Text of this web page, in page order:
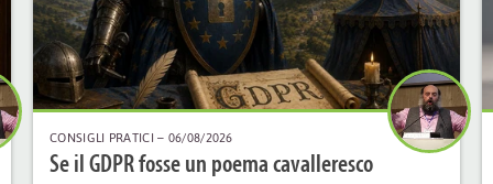
CONSIGLI PRATICI– 06/08/2026
Se il GDPR fosse un poema cavalleresco